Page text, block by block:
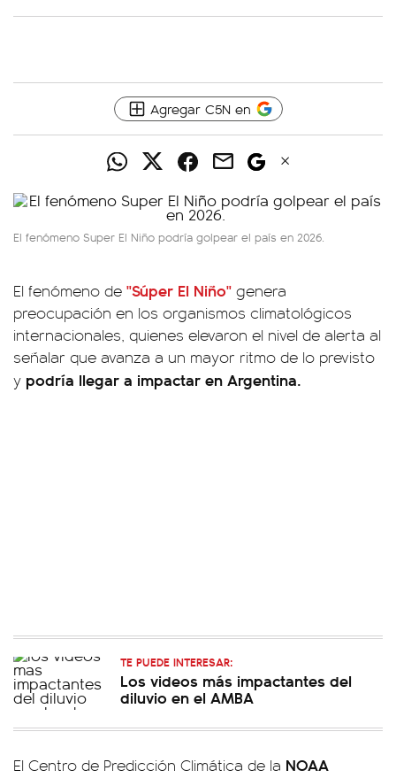
Agregar C5N en
El fenómeno Super El Niño podría golpear el país en 2026.
El fenómeno de "Súper El Niño" genera
preocupación en los organismos climatológicos
internacionales, quienes elevaron el nivel de alerta al
señalar que avanza a un mayor ritmo de lo previsto
y podría llegar a impactar en Argentina.
TE PUEDE INTERESAR:
Los videos más impactantes del
diluvio en el AMBA
El Centro de Predicción Climática de la NOAA